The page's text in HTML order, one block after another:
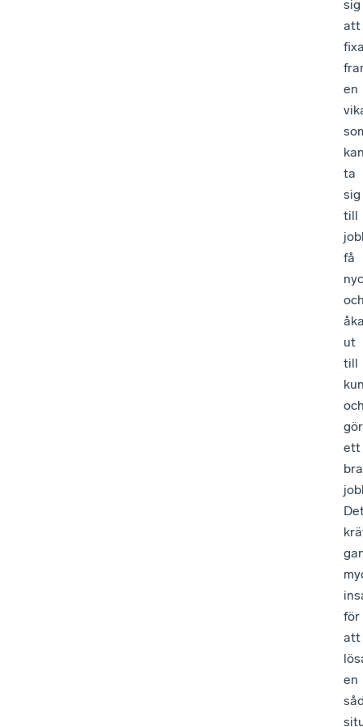
sig
att
en
ta
sig
till
få
ut
till
ett
bra
för
att
en